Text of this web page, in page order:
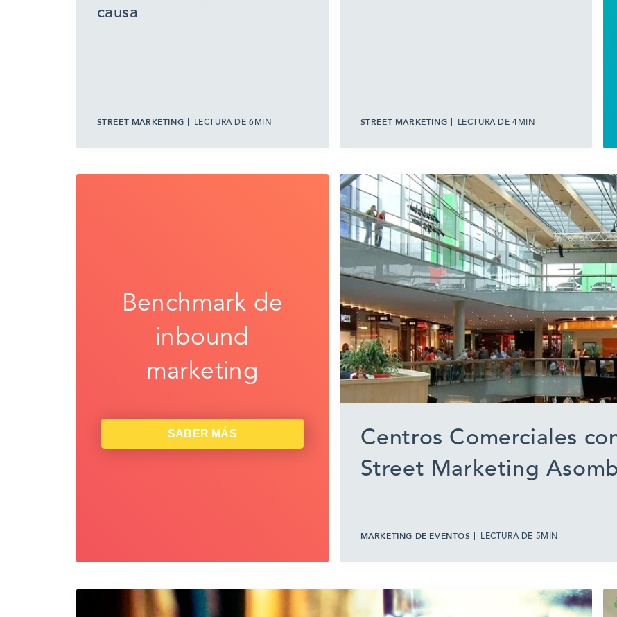
causa
STREET MARKETING LECTURA DE 6MIN STREET MARKETING LECTURA DE 4MIN
Benchmark de
inbound
marketing
SABER MÁS
Centros Comerciales
Street Marketing
MARKETING DE EVENTOS LECTURA DE 5MIN